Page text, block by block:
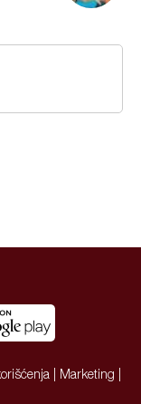
Marketing